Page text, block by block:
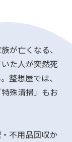
が亡くなる、
た人が突然死
整想屋では、
殊清掃」もお
不用品回収か